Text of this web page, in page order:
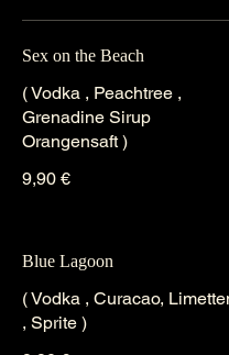
Sex on the Beach
( Vodka , Peachtree ,
Grenadine Sirup
Orangensaft )
9,90 €
Blue Lagoon
( Vodka , Curacao,
, Sprite )